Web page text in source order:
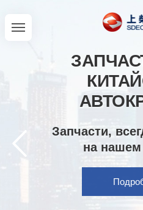
Запчасти,
на нашем